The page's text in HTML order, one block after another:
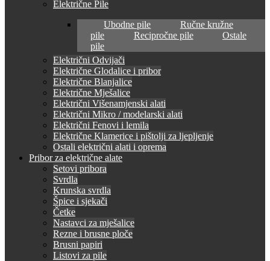
Električne Pile
Ubodne pile
Ručne kružne
pile
Recipročne pile
Ostale
pile
Električni Odvijači
Električne Glodalice i pribor
Električne Blanjalice
Električne Mješalice
Električni Višenamjenski alati
Električni Mikro / modelarski alati
Električni Fenovi i lemila
Električne Klamerice i pištolji za ljepljenje
Ostali električni alati i oprema
Pribor za električne alate
Setovi pribora
Svrdla
Krunska svrdla
Špice i sjekači
Četke
Nastavci za mješalice
Rezne i brusne ploče
Brusni papiri
Listovi za pile